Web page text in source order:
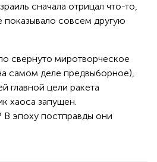
сначала отрицал что-то,
показывало совсем другую
свернуто миротворческое
самом деле предвыборное),
главной цели ракета
хаоса запущен.
В эпоху постправды они